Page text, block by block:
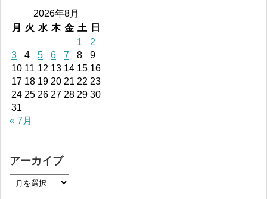
2026年8月
月
火 水 木 金 土
日
1
2
3
4 5 6 7 8
9
10 11 12 13 14 15 16
17 18 19 20 21 22 23
24 25 26 27 28 29 30
31
« 7月
アーカイブ